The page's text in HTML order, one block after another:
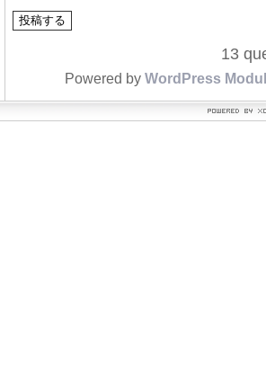
13
Powered by WordPress